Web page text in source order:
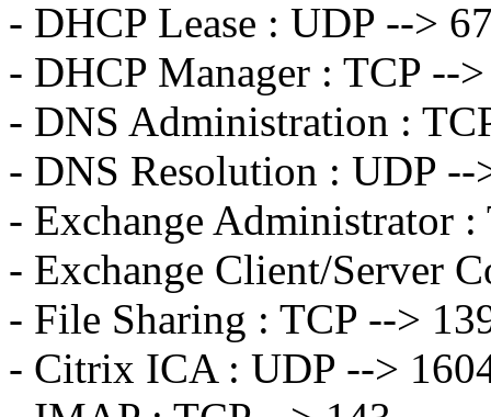
- DHCP Lease : UDP -->
- DHCP Manager : TCP --
- DNS Administration :
- DNS Resolution : UDP --
- Exchange Administrator :
- Exchange Client/Server
- File Sharing : TCP -->
- Citrix ICA : UDP -->